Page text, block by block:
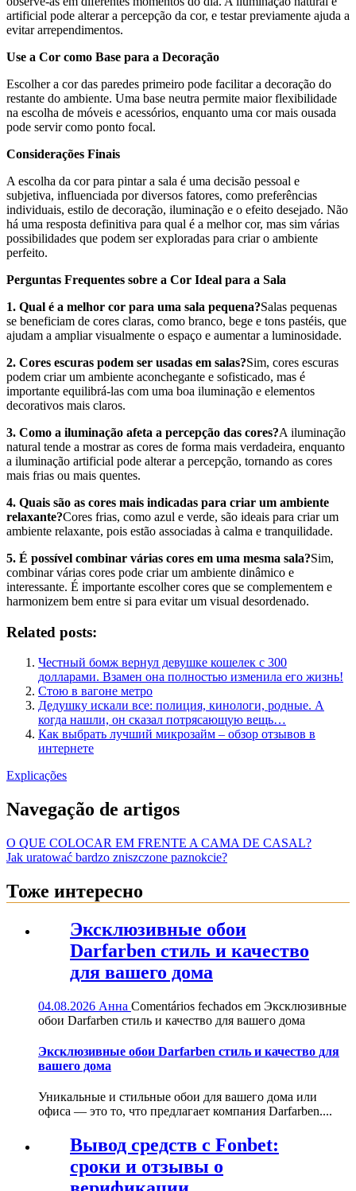
artificial pode alterar a percepção da cor, e testar previamente ajuda a
evitar arrependimentos.
Use a Cor como Base para a Decoração
Escolher a cor das paredes primeiro pode facilitar a decoração do
restante do ambiente. Uma base neutra permite maior flexibilidade
na escolha de móveis e acessórios, enquanto uma cor mais ousada
pode servir como ponto focal.
Considerações Finais
A escolha da cor para pintar a sala é uma decisão pessoal e
subjetiva, influenciada por diversos fatores, como preferências
individuais, estilo de decoração, iluminação e o efeito desejado. Não
há uma resposta definitiva para qual é a melhor cor, mas sim várias
possibilidades que podem ser exploradas para criar o ambiente
perfeito.
Perguntas Frequentes sobre a Cor Ideal para a Sala
1. Qual é a melhor cor para uma sala pequena?Salas pequenas
se beneficiam de cores claras, como branco, bege e tons pastéis, que
ajudam a ampliar visualmente o espaço e aumentar a luminosidade.
2. Cores escuras podem ser usadas em salas?Sim, cores escuras
podem criar um ambiente aconchegante e sofisticado, mas é
importante equilibrá-las com uma boa iluminação e elementos
decorativos mais claros.
3. Como a iluminação afeta a percepção das cores?A iluminação
natural tende a mostrar as cores de forma mais verdadeira, enquanto
a iluminação artificial pode alterar a percepção, tornando as cores
mais frias ou mais quentes.
4. Quais são as cores mais indicadas para criar um ambiente
relaxante?Cores frias, como azul e verde, são ideais para criar um
ambiente relaxante, pois estão associadas à calma e tranquilidade.
5. É possível combinar várias cores em uma mesma sala?Sim,
combinar várias cores pode criar um ambiente dinâmico e
interessante. É importante escolher cores que se complementem e
harmonizem bem entre si para evitar um visual desordenado.
Related posts:
Честный бомж вернул девушке кошелек с 300
долларами. Взамен она полностью изменила его жизнь!
Cтою в вагоне метро
Дедушку искали все: полиция, кинологи, родные. А
когда нашли, он сказал потрясающую вещь…
Как выбрать лучший микрозайм – обзор отзывов в
интернете
Explicações
Navegação de artigos
O QUE COLOCAR EM FRENTE A CAMA DE CASAL?
Jak uratować bardzo zniszczone paznokcie?
Тоже интересно
Эксклюзивные обои
Darfarben стиль и качество
для вашего дома
04.08.2026 Анна Comentários fechados em Эксклюзивные
обои Darfarben стиль и качество для вашего дома
Эксклюзивные обои Darfarben стиль и качество для
вашего дома
Уникальные и стильные обои для вашего дома или
офиса — это то, что предлагает компания Darfarben....
Вывод средств с Fonbet:
сроки и отзывы о